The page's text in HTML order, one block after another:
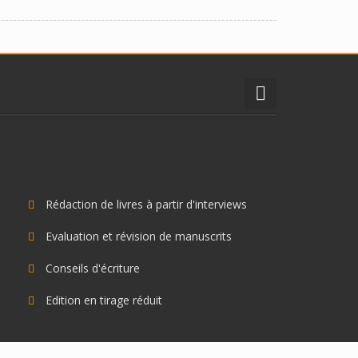
Rédaction de livres à partir d'interviews
Evaluation et révision de manuscrits
Conseils d'écriture
Edition en tirage réduit